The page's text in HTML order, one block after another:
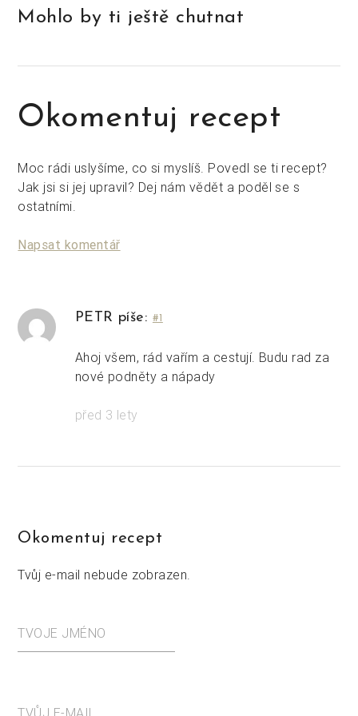
Mohlo by ti ještě chutnat
Okomentuj recept
Moc rádi uslyšíme, co si myslíš. Povedl se ti recept?
Jak jsi si jej upravil? Dej nám vědět a poděl se s
ostatními.
Napsat komentář
PETR píše: #1
Ahoj všem, rád vařím a cestují. Budu rad za
nové podněty a nápady
před 3 lety
Okomentuj recept
Tvůj e-mail nebude zobrazen.
TVOJE JMÉNO
TVŮJ E-MAIL